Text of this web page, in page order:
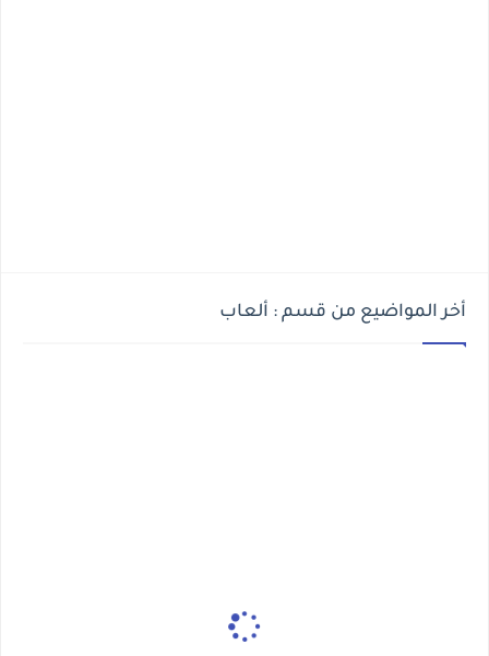
أخر المواضيع من قسم : ألعاب